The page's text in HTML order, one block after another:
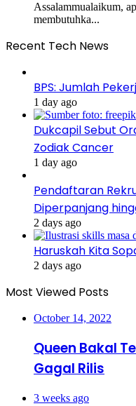
Assalammualaikum,
membutuhka...
Recent Tech News
BPS: Jumlah
1 day ago
Dukcapil Sebut
Zodiak Cancer
1 day ago
Pendaftaran
Diperpanjang
2 days ago
Haruskah Kita
2 days ago
Most Viewed Posts
October 14, 2022
Queen Bakal
Gagal Rilis
3 weeks ago